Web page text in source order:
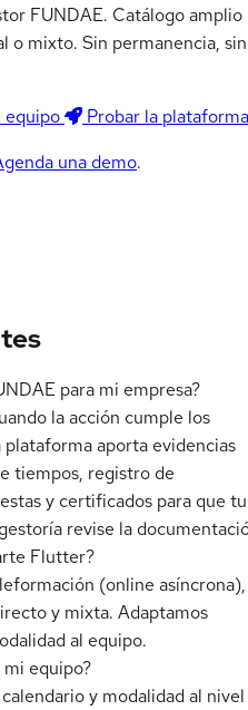
FUNDAE. Catálogo amplio
o mixto. Sin permanencia, sin
equipo
Probar la plataforma
una demo.
para mi empresa?
la acción cumple los
aporta evidencias
tiempos, registro de
y certificados para que tu
revise la
Flutter?
(online asíncrona),
y mixta. Adaptamos
al equipo.
equipo?
y modalidad al